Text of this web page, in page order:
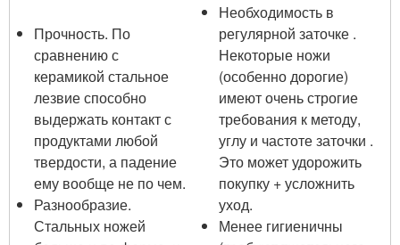
Прочность. По
сравнению с
керамикой стальное
лезвие способно
выдержать контакт с
продуктами любой
твердости, а падение
ему вообще не по чем.
Разнообразие.
Стальных ножей
Необходимость в
регулярной заточке .
Некоторые ножи
(особенно дорогие)
имеют очень строгие
требования к методу,
углу и частоте заточки .
Это может удорожить
покупку + усложнить
уход.
Менее гигиеничны